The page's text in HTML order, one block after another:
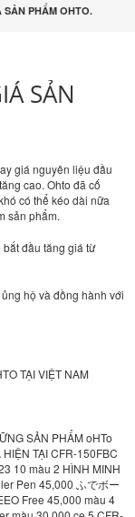
SẢN PHẨM OHTO.
SẢN
giá nguyên liệu đầu
cao. Ohto đã cố
có thể kéo dài nữa
sản phẩm.
đầu tăng giá từ
hộ và đồng hành với
TẠI VIỆT NAM